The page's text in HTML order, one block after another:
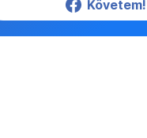
Követem!